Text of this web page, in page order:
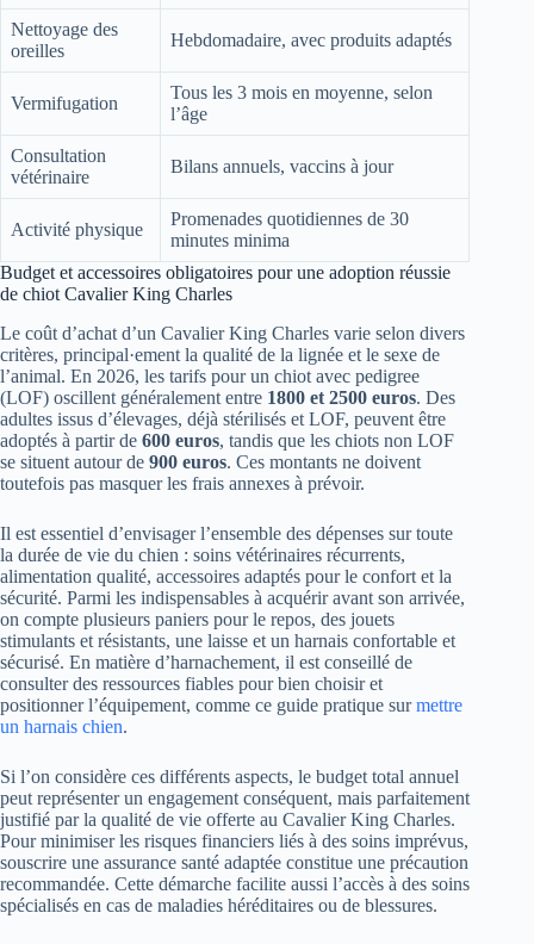
Nettoyage des
oreilles
Hebdomadaire, avec produits adaptés
Vermifugation
Tous les 3 mois en moyenne, selon
l’âge
Consultation
vétérinaire
Bilans annuels, vaccins à jour
Activité physique
Promenades quotidiennes de 30
minutes minima
Budget et accessoires obligatoires pour une adoption réussie
de chiot Cavalier King Charles
Le coût d’achat d’un Cavalier King Charles varie selon divers
critères, principal·ement la qualité de la lignée et le sexe de
l’animal. En 2026, les tarifs pour un chiot avec pedigree
(LOF) oscillent généralement entre 1800 et 2500 euros. Des
adultes issus d’élevages, déjà stérilisés et LOF, peuvent être
adoptés à partir de 600 euros, tandis que les chiots non LOF
se situent autour de 900 euros. Ces montants ne doivent
toutefois pas masquer les frais annexes à prévoir.
Il est essentiel d’envisager l’ensemble des dépenses sur toute
la durée de vie du chien : soins vétérinaires récurrents,
alimentation qualité, accessoires adaptés pour le confort et la
sécurité. Parmi les indispensables à acquérir avant son arrivée,
on compte plusieurs paniers pour le repos, des jouets
stimulants et résistants, une laisse et un harnais confortable et
sécurisé. En matière d’harnachement, il est conseillé de
consulter des ressources fiables pour bien choisir et
positionner l’équipement, comme ce guide pratique surmettre
un harnais chien.
Si l’on considère ces différents aspects, le budget total annuel
peut représenter un engagement conséquent, mais parfaitement
justifié par la qualité de vie offerte au Cavalier King Charles.
Pour minimiser les risques financiers liés à des soins imprévus,
souscrire une assurance santé adaptée constitue une précaution
recommandée. Cette démarche facilite aussi l’accès à des soins
spécialisés en cas de maladies héréditaires ou de blessures.